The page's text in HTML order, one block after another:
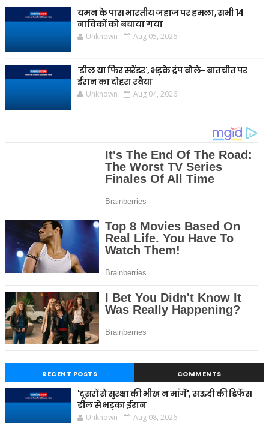
यमन के पास भारतीय जहाज पर हमला, सभी 14
नाविकों को बचाया गया
Unknown Aug 05, 2026
'डील या फिर सरेंडर', भड़के ट्रंप बोले- बातचीत पर
ईरान का दोहरा रवैया
Unknown Aug 04, 2026
RECENT POSTS COMMENTS
'दूसरों से सुरक्षा की भीख न मांगें', सऊदी की डिफेंस
डील से भड़का ईरान
Unknown Aug 08, 2026